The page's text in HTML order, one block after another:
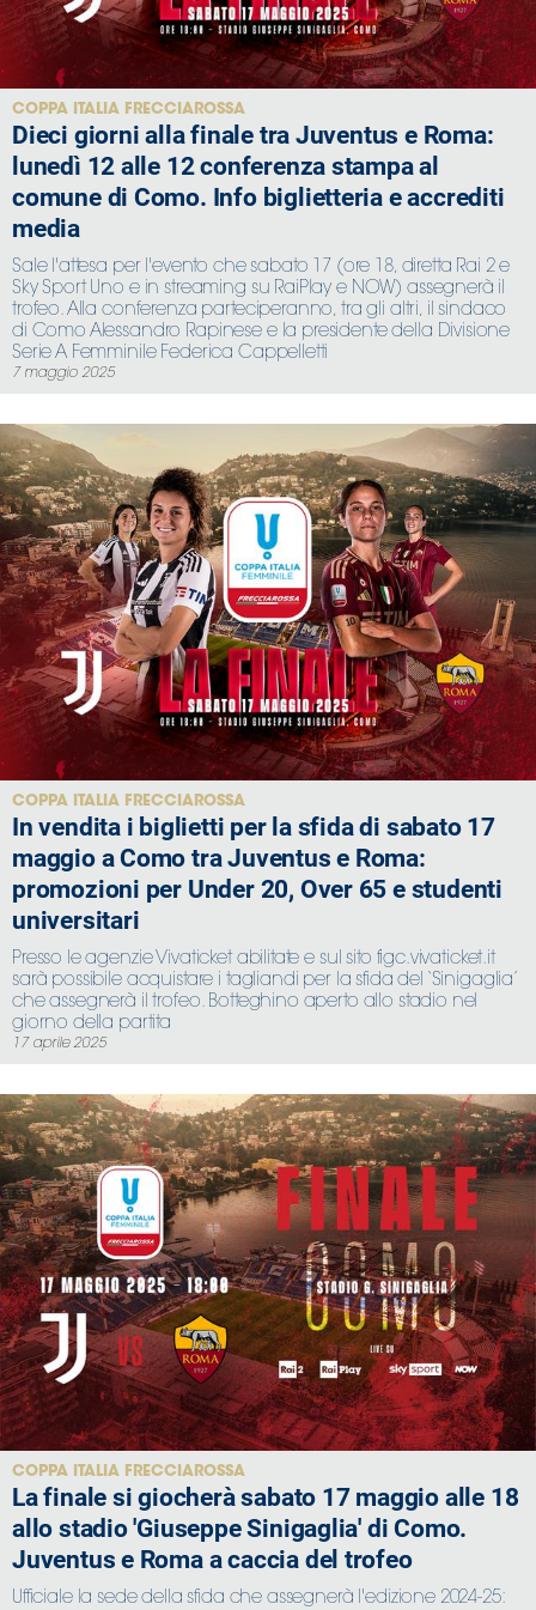
COPPA ITALIA FRECCIAROSSA
Dieci giorni alla finale tra Juventus e Roma:
lunedì 12 alle 12 conferenza stampa al
comune di Como. Info biglietteria e accrediti
media
Sale l'attesa per l'evento che sabato 17 (ore 18, diretta Rai 2 e
Sky Sport Uno e in streaming su RaiPlay e NOW) assegnerà il
trofeo. Alla conferenza parteciperanno, tra gli altri, il sindaco
di Como Alessandro Rapinese e la presidente della Divisione
Serie A Femminile Federica Cappelletti
7 maggio 2025
COPPA ITALIA FRECCIAROSSA
In vendita i biglietti per la sfida di sabato 17
maggio a Como tra Juventus e Roma:
promozioni per Under 20, Over 65 e studenti
universitari
Presso le agenzie Vivaticket abilitate e sul sito figc.vivaticket.it
sarà possibile acquistare i tagliandi per la sfida del ‘Sinigaglia’
che assegnerà il trofeo. Botteghino aperto allo stadio nel
giorno della partita
17 aprile 2025
COPPA ITALIA FRECCIAROSSA
La finale si giocherà sabato 17 maggio alle 18
allo stadio 'Giuseppe Sinigaglia' di Como.
Juventus e Roma a caccia del trofeo
Ufficiale la sede della sfida che assegnerà l'edizione 2024-25: